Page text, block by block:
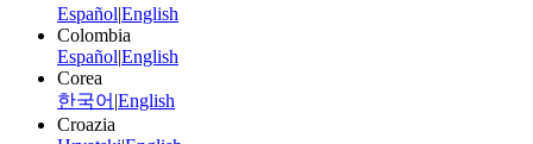
Español|English
Colombia
Español|English
Corea
한국어 |English
Croazia